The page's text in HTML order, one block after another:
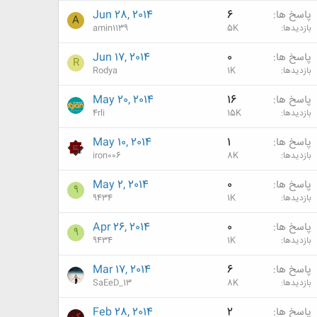
پاسخ ها 6
بازدیدها 5K
Jun 28, 2014
amin1139
A
پاسخ ها 0
بازدیدها 1K
Jun 17, 2014
Rodya
R
پاسخ ها 16
بازدیدها 15K
May 20, 2014
4rli
پاسخ ها 1
بازدیدها 8K
May 10, 2014
iron006
پاسخ ها 0
بازدیدها 1K
May 2, 2014
9434
9
پاسخ ها 0
بازدیدها 1K
Apr 26, 2014
9434
9
پاسخ ها 6
بازدیدها 8K
Mar 17, 2014
SaEeD_13
پاسخ ها 2
Feb 28, 2014